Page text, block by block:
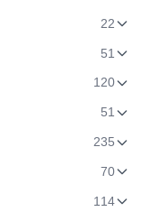
22
51
120
51
235
70
114